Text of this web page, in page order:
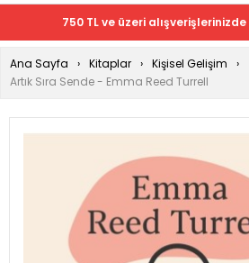
750 TL ve üzeri alışverişlerinizde
Ana Sayfa Kitaplar
Kişisel Gelişim
Artık Sıra Sende - Emma Reed Turrell